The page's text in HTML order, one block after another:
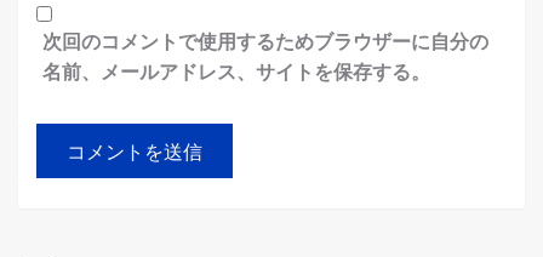
次回のコメントで使用するためブラウザーに自分の
名前、メールアドレス、サイトを保存する。